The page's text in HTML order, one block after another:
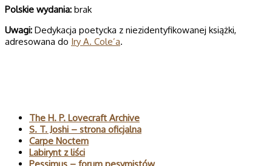
Pol­skie wydania: brak
Uwagi: Dedykacja poetycka z niezidentyfikowanej książki,
adresowana do Iry A. Cole’a.
The H. P. Lovecraft Archive
S. T. Joshi – strona oficjalna
Carpe Noctem
Labirynt z liści